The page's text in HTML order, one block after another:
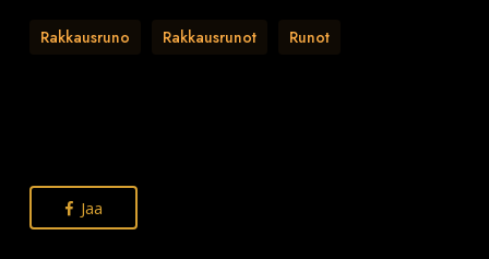
Rakkausruno Rakkausrunot Runot
Jaa